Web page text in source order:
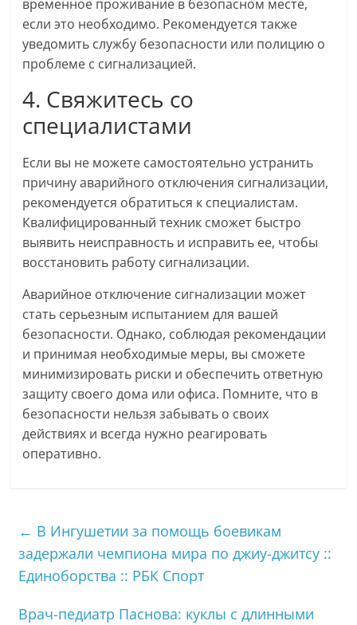
временное проживание в безопасном месте,
если это необходимо. Рекомендуется также
уведомить службу безопасности или полицию о
проблеме с сигнализацией.
4. Свяжитесь со
специалистами
Если вы не можете самостоятельно устранить
причину аварийного отключения сигнализации,
рекомендуется обратиться к специалистам.
Квалифицированный техник сможет быстро
выявить неисправность и исправить ее, чтобы
восстановить работу сигнализации.
Аварийное отключение сигнализации может
стать серьезным испытанием для вашей
безопасности. Однако, соблюдая рекомендации
и принимая необходимые меры, вы сможете
минимизировать риски и обеспечить ответную
защиту своего дома или офиса. Помните, что в
безопасности нельзя забывать о своих
действиях и всегда нужно реагировать
оперативно.
← В Ингушетии за помощь боевикам
задержали чемпиона мира по джиу-джитсу ::
Единоборства :: РБК Спорт
Врач-педиатр Паснова: куклы с длинными